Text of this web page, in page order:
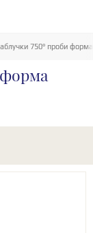
750° проби
форма